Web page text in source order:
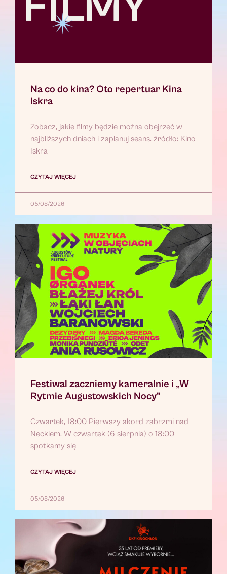
Na co do kina? Oto repertuar Kina
Iskra
Zobacz, jakie filmy będzie można obejrzeć w
najbliższych dniach i zaplanuj seans. źródło: Kino
Iskra
CZYTAJ WIĘCEJ
05/08/2026
Festiwal zaczniemy kameralnie i „W
Rytmie Augustowskich Nocy”
Czwartek, 18:00 Pierwszy akord zabrzmi nad
Neckiem. W czwartek (6 sierpnia) o 18:00
spotkamy się
CZYTAJ WIĘCEJ
05/08/2026